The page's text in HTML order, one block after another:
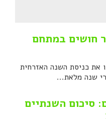
חושים במתחם
את כניסת השנה האזרחית
שנה מלאת...
סיכום השנתיים